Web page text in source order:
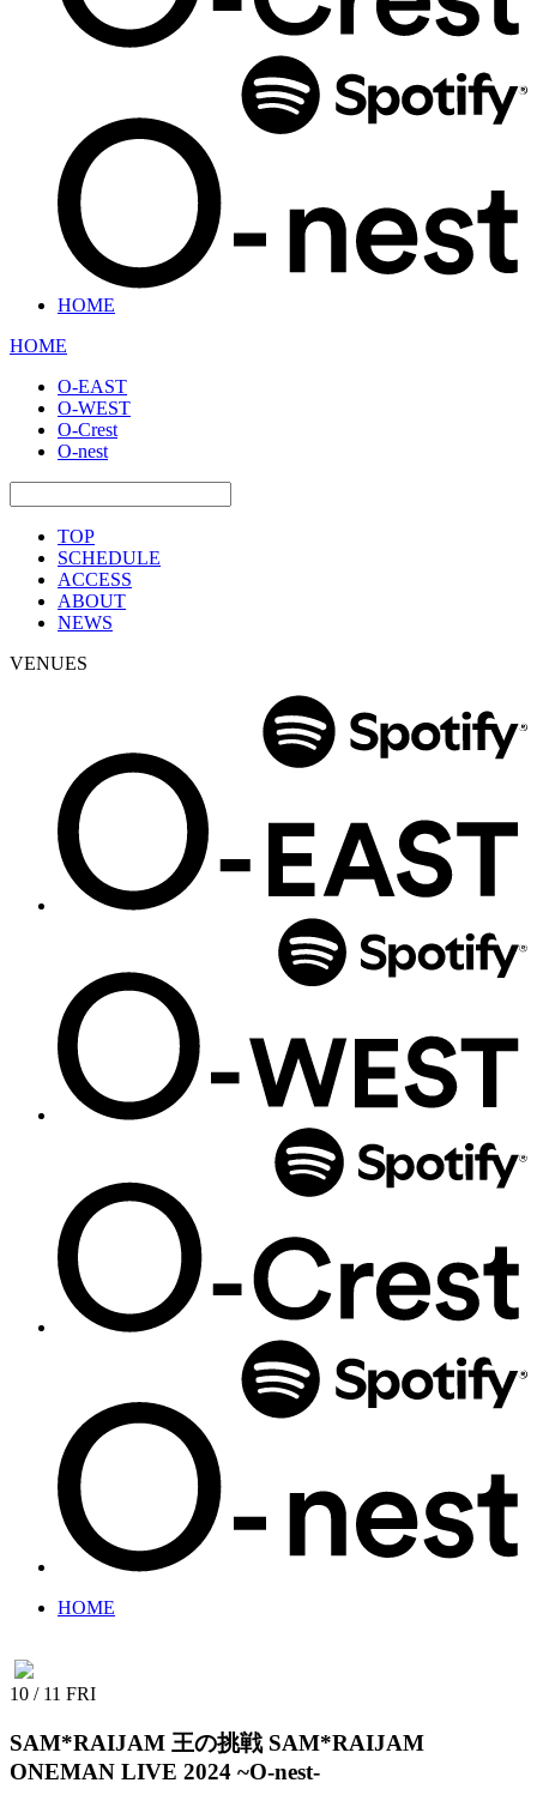
HOME
HOME
O-EAST
O-WEST
O-Crest
O-nest
TOP
SCHEDULE
ACCESS
ABOUT
NEWS
VENUES
HOME
10 / 11 FRI
SAM*RAIJAM 王の挑戦 SAM*RAIJAM
ONEMAN LIVE 2024 ~O-nest-